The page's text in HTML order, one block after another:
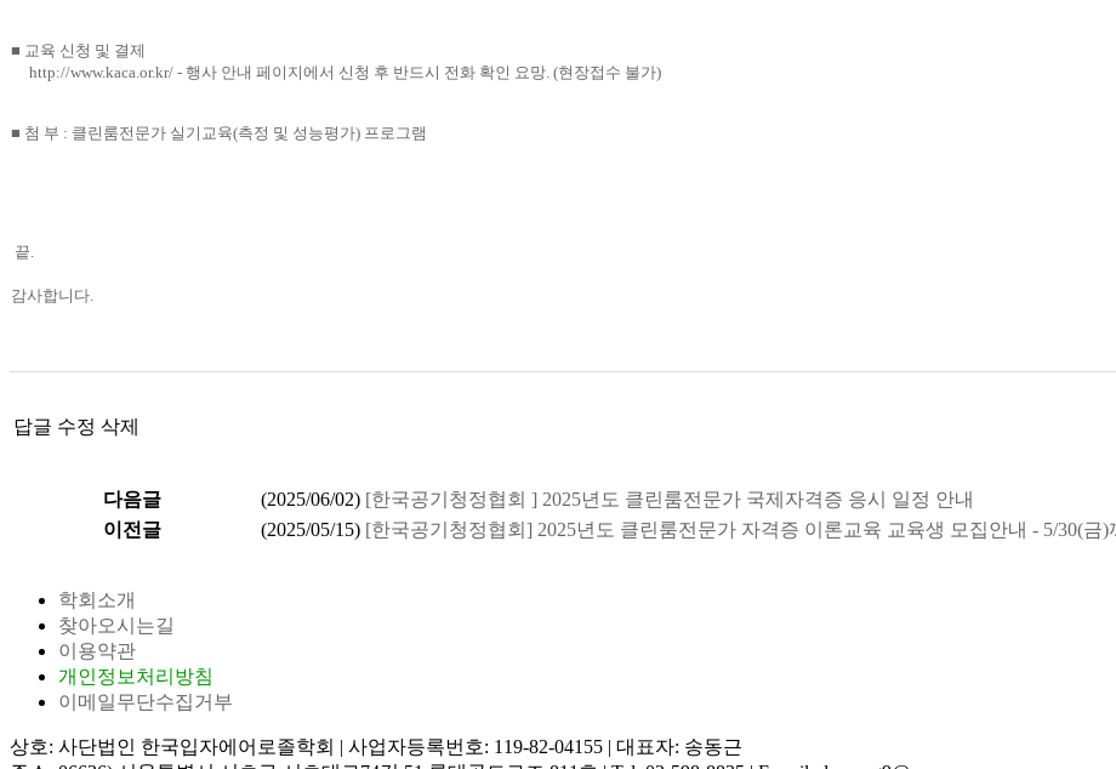
■ 교육 신청 및 결제
http://www.kaca.or.kr/ - 행사 안내 페이지에서 신청 후 반드시 전화 확인 요망. (현장접수 불가)
■ 첨 부 : 클린룸전문가 실기교육(측정 및 성능평가) 프로그램
끝.
감사합니다.
답글 수정 삭제
다음글 (2025/06/02) [한국공기청정협회 ] 2025년도 클린룸전문가 국제자격증 응시 일정 안내
이전글
(2025/05/15) [한국공기청정협회] 2025년도 클린룸전문가 자격증 이론교육 교육생 모집안내 - 5/30(금)
학회소개
찾아오시는길
이용약관
개인정보처리방침
이메일무단수집거부
상호: 사단법인 한국입자에어로졸학회 | 사업자등록번호: 119-82-04155 | 대표자: 송동근